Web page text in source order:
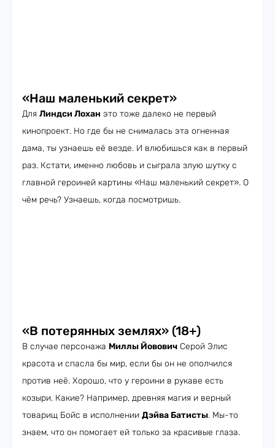
«Наш маленький секрет»
Для Линдси Лохан это тоже далеко не первый
кинопроект. Но где бы не снималась эта огненная
дама, ты узнаешь её везде. И влюбишься как в первый
раз. Кстати, именно любовь и сыграла злую шутку с
главной героиней картины «Наш маленький секрет». О
чём речь? Узнаешь, когда посмотришь.
«В потерянных землях» (18+)
В случае персонажа Миллы Йовович Серой Элис
красота и спасла бы мир, если бы он не ополчился
против неё. Хорошо, что у героини в рукаве есть
козыри. Какие? Например, древняя магия и верный
товарищ Бойс в исполнении Дэйва Батисты. Мы-то
знаем, что он помогает ей только за красивые глаза.